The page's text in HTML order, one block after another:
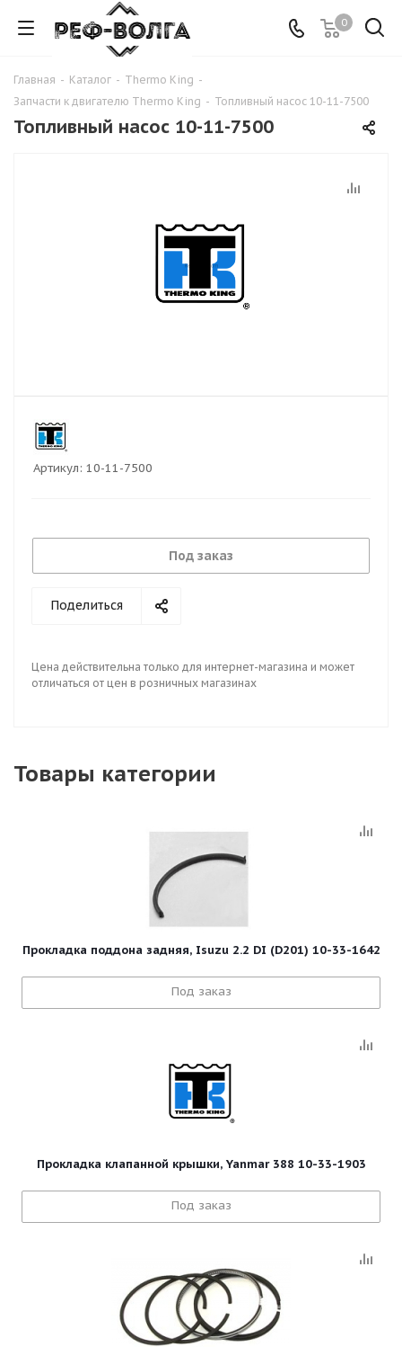
0
Главная - Каталог - Thermo King -
Запчасти к двигателю Thermo King - Топливный насос 10-11-7500
Топливный насос 10-11-7500
Артикул: 10-11-7500
Под заказ
Поделиться
Цена действительна только для интернет-магазина и может
отличаться от цен в розничных магазинах
Товары категории
Прокладка поддона задняя, Isuzu 2.2 DI (D201) 10-33-1642
Под заказ
Прокладка клапанной крышки, Yanmar 388 10-33-1903
Под заказ